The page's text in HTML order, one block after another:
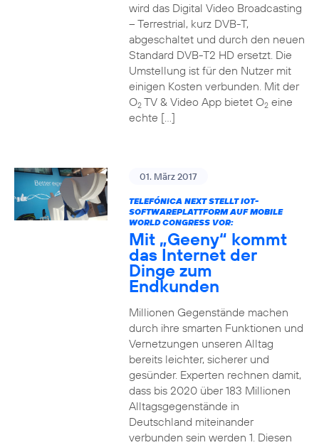
wird das Digital Video Broadcasting
– Terrestrial, kurz DVB-T,
abgeschaltet und durch den neuen
Standard DVB-T2 HD ersetzt. Die
Umstellung ist für den Nutzer mit
einigen Kosten verbunden. Mit der
O2TV & Video App bietet O2eine
echte […]
01. März 2017
TELEFÓNICA NEXT STELLT IOT-
SOFTWAREPLATTFORM AUF MOBILE
WORLD CONGRESS VOR:
Mit „Geeny“ kommt
das Internet der
Dinge zum
Endkunden
Millionen Gegenstände machen
durch ihre smarten Funktionen und
Vernetzungen unseren Alltag
bereits leichter, sicherer und
gesünder. Experten rechnen damit,
dass bis 2020 über 183 Millionen
Alltagsgegenstände in
Deutschland miteinander
verbunden sein werden 1. Diesen